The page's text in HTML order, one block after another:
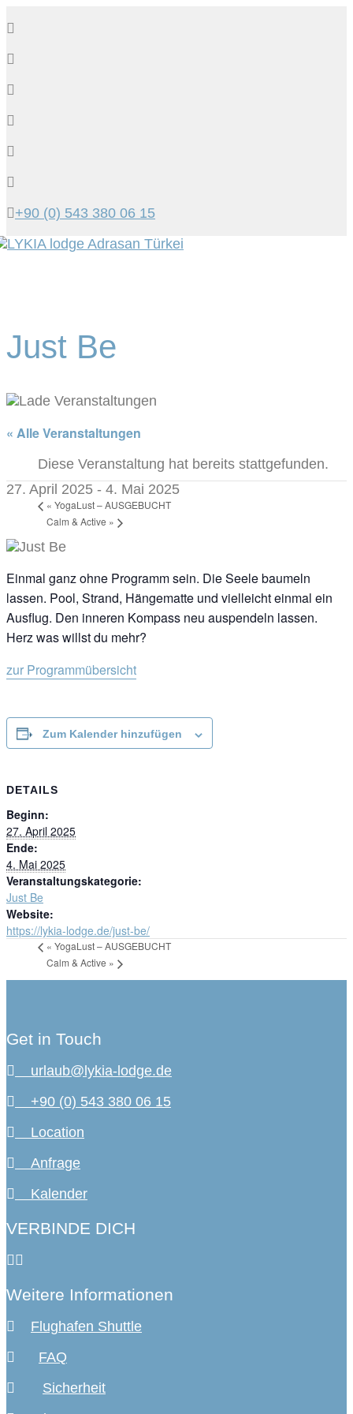
+90 (0) 543 380 06 15
Just Be
« Alle Veranstaltungen
Diese Veranstaltung hat bereits stattgefunden.
27. April 2025 - 4. Mai 2025
« YogaLust – AUSGEBUCHT
Calm & Active »
Einmal ganz ohne Programm sein. Die Seele baumeln
lassen. Pool, Strand, Hängematte und vielleicht einmal ein
Ausflug. Den inneren Kompass neu auspendeln lassen.
Herz was willst du mehr?
zur Programmübersicht
Zum Kalender hinzufügen
DETAILS
Beginn:
27. April 2025
Ende:
4. Mai 2025
Veranstaltungskategorie:
Just Be
Website:
https://lykia-lodge.de/just-be/
« YogaLust – AUSGEBUCHT
Calm & Active »
Get in Touch
urlaub@lykia-lodge.de
+90 (0) 543 380 06 15
Location
Anfrage
Kalender
VERBINDE DICH
Weitere Informationen
Flughafen Shuttle
FAQ
Sicherheit